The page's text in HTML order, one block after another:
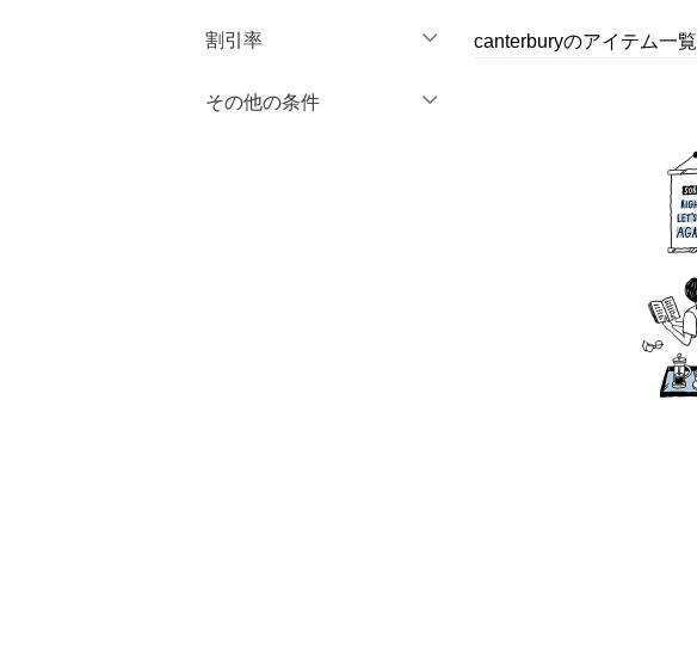
シューズ・靴
クリア 絞り込み
割引率
％OFF～ ％OFF
その他の条件
canterburyのアイテム一覧